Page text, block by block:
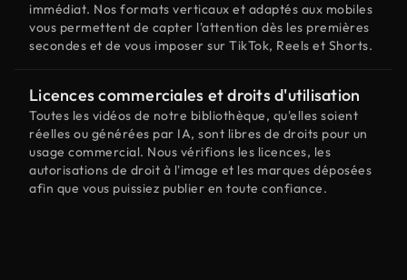
immédiat. Nos formats verticaux et adaptés aux mobiles
vous permettent de capter l'attention dès les premières
secondes et de vous imposer sur TikTok, Reels et Shorts.
Licences commerciales et droits d'utilisation
Toutes les vidéos de notre bibliothèque, qu'elles soient
réelles ou générées par IA, sont libres de droits pour un
usage commercial. Nous vérifions les licences, les
autorisations de droit à l'image et les marques déposées
afin que vous puissiez publier en toute confiance.